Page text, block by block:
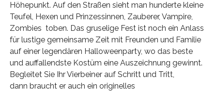
Höhepunkt. Auf den Straßen sieht man hunderte kleine
Teufel, Hexen und Prinzessinnen, Zauberer, Vampire,
Zombies toben. Das gruselige Fest ist noch ein Anlass
für lustige gemeinsame Zeit mit Freunden und Familie
auf einer legendären Halloweenparty, wo das beste
und auffallendste Kostüm eine Auszeichnung gewinnt.
Begleitet Sie Ihr Vierbeiner auf Schritt und Tritt,
dann braucht er auch ein originelles